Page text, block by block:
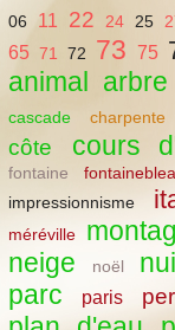
06 11 22 24 25
65 71 72 73 75
animal arbre
cascade
charpente
côte cours
fontaine
impressionnisme
méréville
neige noël
parc paris